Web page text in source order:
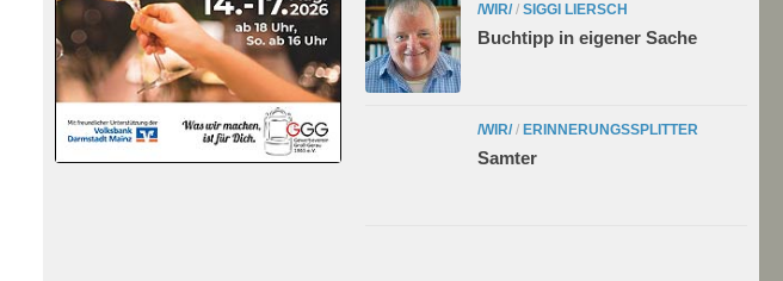
/WIR/ / SIGGI LIERSCH
Buchtipp in eigener Sache
/WIR/ / ERINNERUNGSSPLITTER
Samter